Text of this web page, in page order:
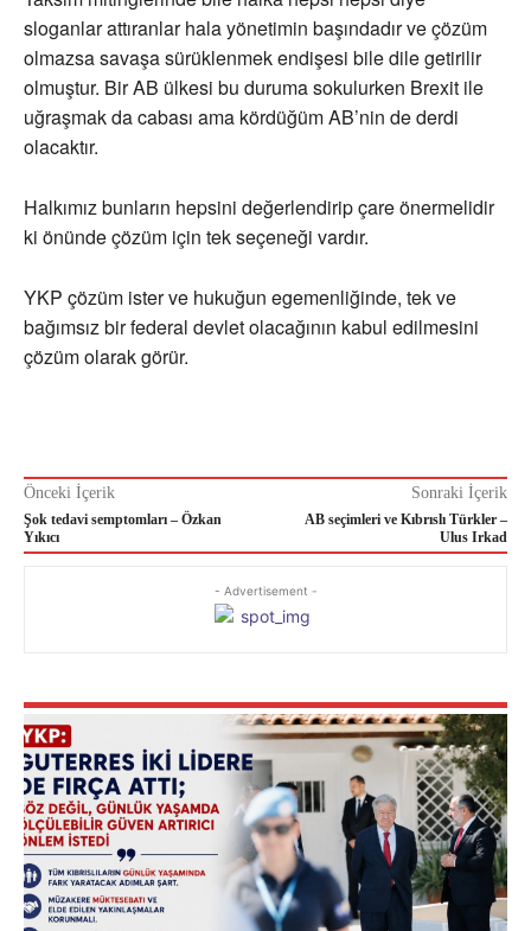
sloganlar attıranlar hala yönetimin başındadır ve çözüm
olmazsa savaşa sürüklenmek endişesi bile dile getirilir
olmuştur. Bir AB ülkesi bu duruma sokulurken Brexit ile
uğraşmak da cabası ama kördüğüm AB’nin de derdi
olacaktır.
Halkımız bunların hepsini değerlendirip çare önermelidir
ki önünde çözüm için tek seçeneği vardır.
YKP çözüm ister ve hukuğun egemenliğinde, tek ve
bağımsız bir federal devlet olacağının kabul edilmesini
çözüm olarak görür.
Önceki İçerik
Şok tedavi semptomları – Özkan
Yıkıcı
Sonraki İçerik
AB seçimleri ve Kıbrıslı Türkler –
Ulus Irkad
- Advertisement -